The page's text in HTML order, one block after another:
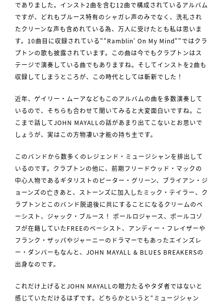
でありました。インスト2曲を含む12曲で構成されているアルバム
ですが、どれもブルース特有のシャガレ声のみでなく、洗礼され
たクリーンな声も含めれている為、万人に受けたとも私は思いま
す。10曲目に収録されている""Ramblin' On My Mind""ではクラ
プトンの歌も披露されています。この曲は今でもクラプトンはス
テージで演奏している曲でもありますね。そしてインストを2曲も
収録してしまうところが、この時代としては斬新でした！
近年、ゲイリー・ムーアなどもこのアルバムの曲を多数演奏して
いるので、そちらも合わせて聞いてみると大変面白いですね。こ
こまで話してJOHN MAYALLの話があまり出てこないとお思いで
しょうが、実はこの方物凄い才能の持ち主です。
このバンドから数多くのレジェンド・ミュージシャンを排出して
いるのです。クラプトンの他に、前期フリードウッド・マックの
中心人物であるギタリストのピーター・グリーン、ブライアン・ジ
ョーンズの亡きあと、ストーンズに加入したミック・テイラー、ク
ラプトンとこのバンド脱退後に共にすることになるクリームのベ
ーシスト、ジャック・ブルース！ ポールロジャース、ポールコゾ
フが在籍していたFREEのベーシスト、アンディー・フレイザーや
フランク・ザッパやジャーニーのドラマーでもあったエインズレ
ー・ダンバーもなんと、JOHN MAYALL & BLUES BREAKERSの
出身なのです。
これだけ上げるとJOHN MAYALLの眼力たるやタダ者ではないと
感じていただけるはずです。どちらかというと“ミュージシャン